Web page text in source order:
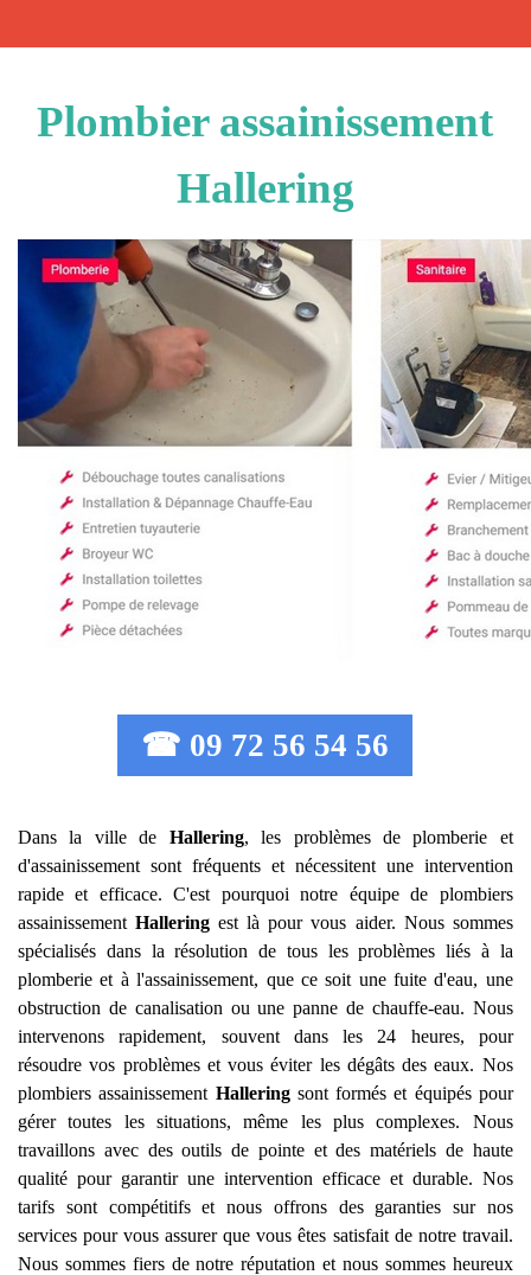
Plombier assainissement
Hallering
☎ 09 72 56 54 56
Dans la ville de Hallering, les problèmes de plomberie et
d'assainissement sont fréquents et nécessitent une intervention
rapide et efficace. C'est pourquoi notre équipe de plombiers
assainissementHallering est là pour vous aider. Nous sommes
spécialisés dans la résolution de tous les problèmes liés à la
plomberie et à l'assainissement, que ce soit une fuite d'eau, une
obstruction de canalisation ou une panne de chauffe-eau. Nous
intervenons rapidement, souvent dans les 24 heures, pour
résoudre vos problèmes et vous éviter les dégâts des eaux. Nos
plombiers assainissement Halleringsont formés et équipés pour
gérer toutes les situations, même les plus complexes. Nous
travaillons avec des outils de pointe et des matériels de haute
qualité pour garantir une intervention efficace et durable. Nos
tarifs sont compétitifs et nous offrons des garanties sur nos
services pour vous assurer que vous êtes satisfait de notre travail.
Nous sommes fiers de notre réputation et nous sommes heureux